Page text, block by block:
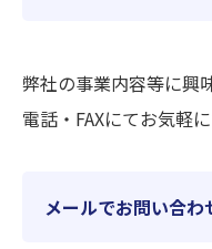
弊社の事業内容等に興
電話・FAXにてお気軽
メールでお問い合わ